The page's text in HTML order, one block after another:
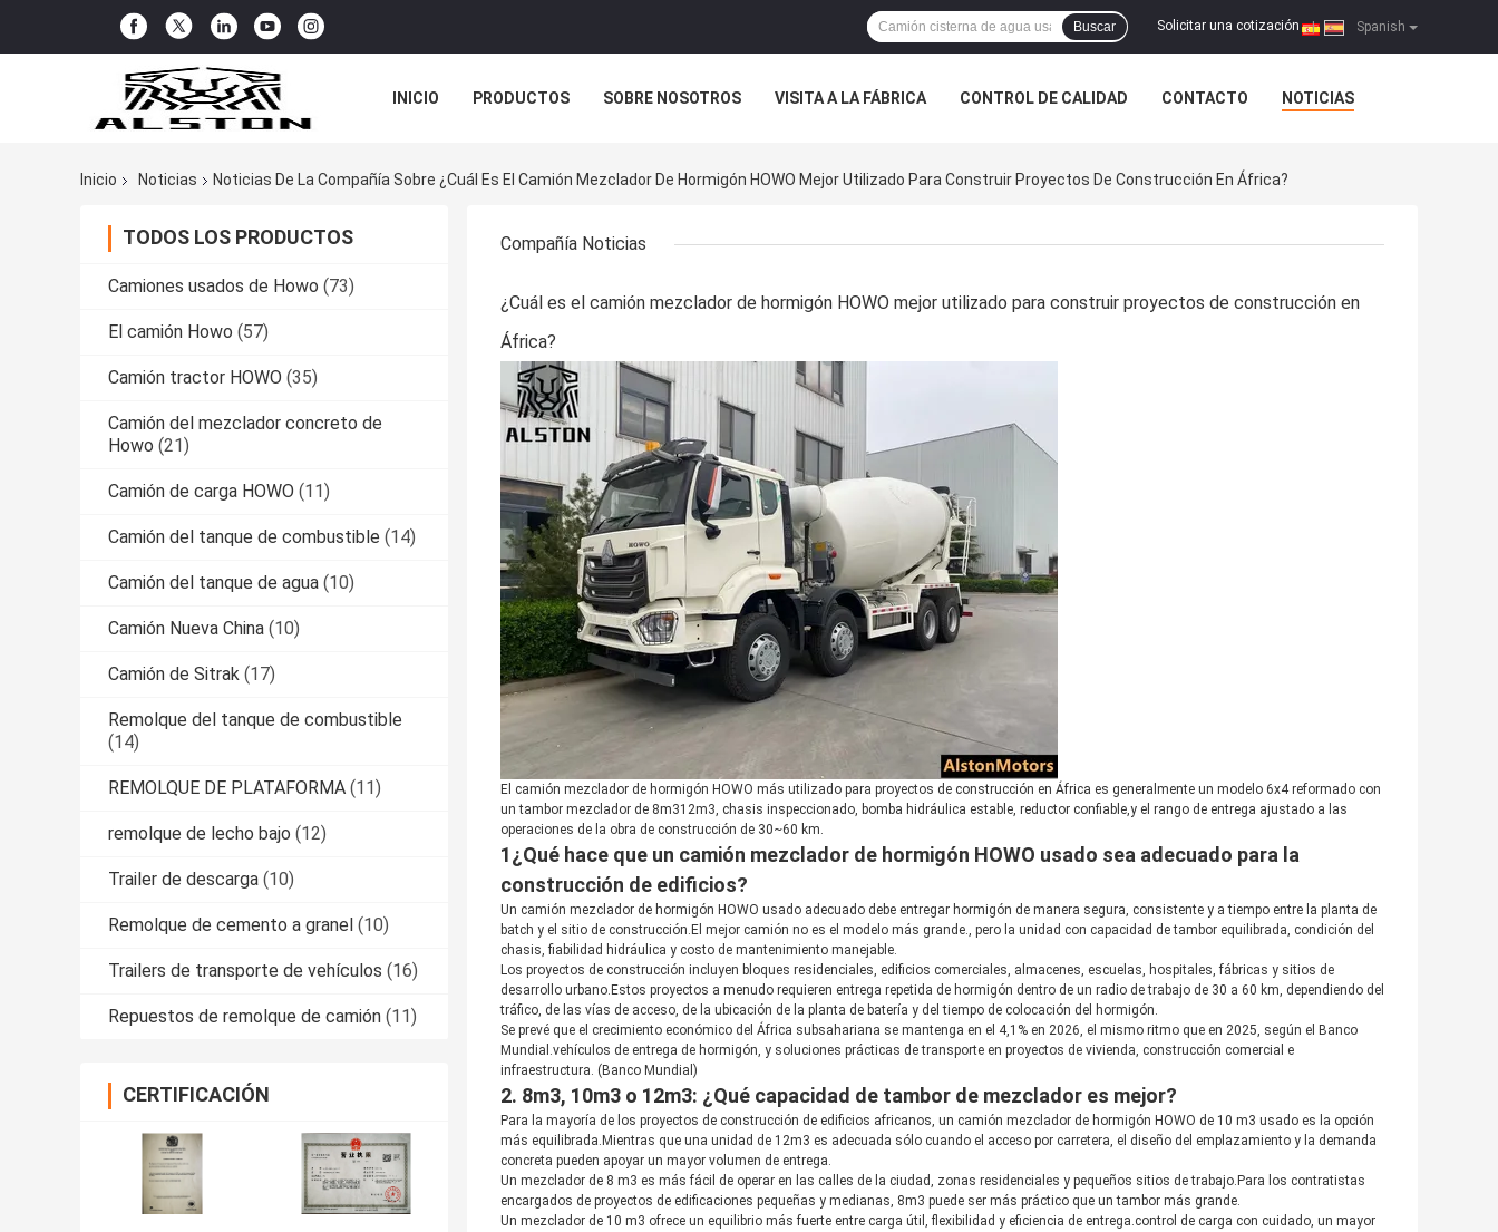
Spanish
Solicitar una cotización |
Buscar
INICIO PRODUCTOS SOBRE NOSOTROS VISITA A LA FÁBRICA CONTROL DE CALIDAD CONTACTO NOTICIAS
Inicio
Noticias Noticias De La Compañía Sobre ¿Cuál Es El Camión Mezclador De Hormigón HOWO Mejor Utilizado Para Construir Proyectos De Construcción En África?
TODOS LOS PRODUCTOS
Camiones usados de Howo (73)
El camión Howo (57)
Camión tractor HOWO (35)
Camión del mezclador concreto de
Howo (21)
Camión de carga HOWO (11)
Camión del tanque de combustible (14)
Camión del tanque de agua (10)
Camión Nueva China (10)
Camión de Sitrak (17)
Remolque del tanque de combustible
(14)
REMOLQUE DE PLATAFORMA (11)
remolque de lecho bajo (12)
Trailer de descarga (10)
Remolque de cemento a granel (10)
Trailers de transporte de vehículos (16)
Repuestos de remolque de camión (11)
CERTIFICACIÓN
Compañía Noticias
¿Cuál es el camión mezclador de hormigón HOWO mejor utilizado para construir proyectos de construcción en
África?
El camión mezclador de hormigón HOWO más utilizado para proyectos de construcción en África es generalmente un modelo 6x4 reformado con
un tambor mezclador de 8m312m3, chasis inspeccionado, bomba hidráulica estable, reductor confiable,y el rango de entrega ajustado a las
operaciones de la obra de construcción de 30~60 km.
1¿Qué hace que un camión mezclador de hormigón HOWO usado sea adecuado para la
construcción de edificios?
Un camión mezclador de hormigón HOWO usado adecuado debe entregar hormigón de manera segura, consistente y a tiempo entre la planta de
batch y el sitio de construcción.El mejor camión no es el modelo más grande., pero la unidad con capacidad de tambor equilibrada, condición del
chasis, fiabilidad hidráulica y costo de mantenimiento manejable.
Los proyectos de construcción incluyen bloques residenciales, edificios comerciales, almacenes, escuelas, hospitales, fábricas y sitios de
desarrollo urbano.Estos proyectos a menudo requieren entrega repetida de hormigón dentro de un radio de trabajo de 30 a 60 km, dependiendo del
tráfico, de las vías de acceso, de la ubicación de la planta de batería y del tiempo de colocación del hormigón.
Se prevé que el crecimiento económico del África subsahariana se mantenga en el 4,1% en 2026, el mismo ritmo que en 2025, según el Banco
Mundial.vehículos de entrega de hormigón, y soluciones prácticas de transporte en proyectos de vivienda, construcción comercial e
infraestructura. ( Banco Mundial )
2. 8m3, 10m3 o 12m3: ¿Qué capacidad de tambor de mezclador es mejor?
Para la mayoría de los proyectos de construcción de edificios africanos, un camión mezclador de hormigón HOWO de 10 m3 usado es la opción
más equilibrada.Mientras que una unidad de 12m3 es adecuada sólo cuando el acceso por carretera, el diseño del emplazamiento y la demanda
concreta pueden apoyar un mayor volumen de entrega.
Un mezclador de 8 m3 es más fácil de operar en las calles de la ciudad, zonas residenciales y pequeños sitios de trabajo.Para los contratistas
encargados de proyectos de edificaciones pequeñas y medianas, 8m3 puede ser más práctico que un tambor más grande.
Un mezclador de 10 m3 ofrece un equilibrio más fuerte entre carga útil, flexibilidad y eficiencia de entrega.control de carga con cuidado, un mayor